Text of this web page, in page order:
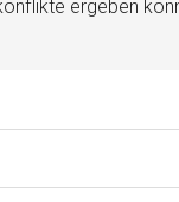
ergeben